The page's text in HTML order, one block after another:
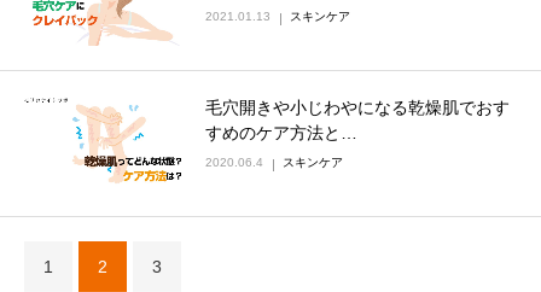
2021.01.13 スキンケア
毛穴開きや小じわやになる乾燥肌でおす
すめのケア方法と…
2020.06.4 スキンケア
1 2 3